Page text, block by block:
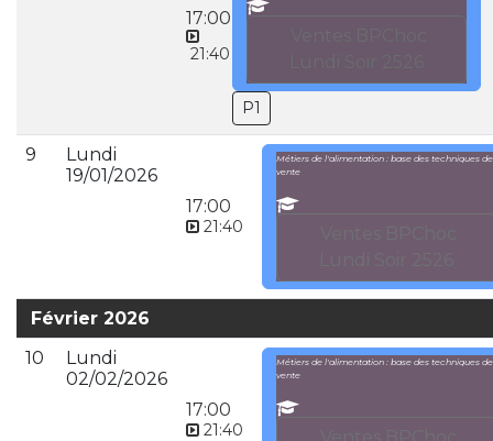
17:00
21:40
P1
9
Lundi
19/01/2026
17:00
21:40
Métiers de l'alimentation : base des techniques de
vente
Février 2026
10
Lundi
02/02/2026
17:00
21:40
Métiers de l'alimentation : base des techniques de
vente